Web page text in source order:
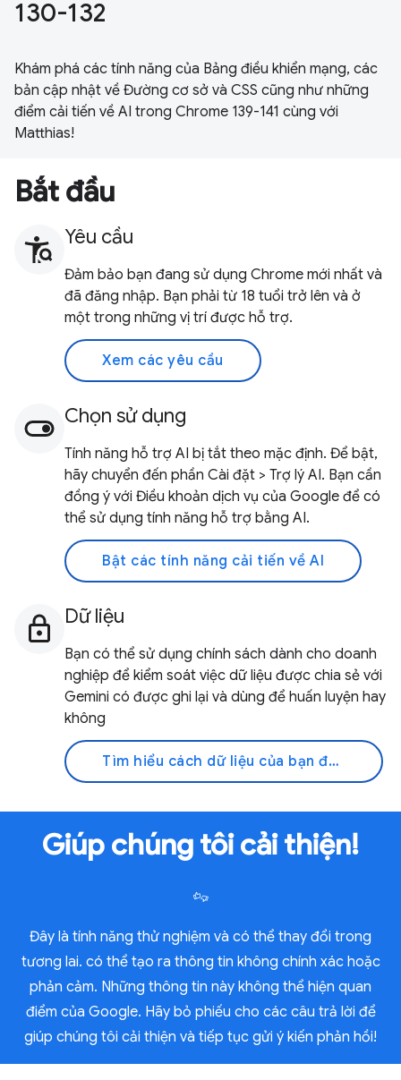
130-132
Khám phá các tính năng của Bảng điều khiển mạng, các
bản cập nhật về Đường cơ sở và CSS cũng như những
điểm cải tiến về AI trong Chrome 139-141 cùng với
Matthias!
Bắt đầu
Yêu cầu
Đảm bảo bạn đang sử dụng Chrome mới nhất và
đã đăng nhập. Bạn phải từ 18 tuổi trở lên và ở
một trong những vị trí được hỗ trợ.
Xem các yêu cầu
Chọn sử dụng
Tính năng hỗ trợ AI bị tắt theo mặc định. Để bật,
hãy chuyển đến phần Cài đặt > Trợ lý AI. Bạn cần
đồng ý với Điều khoản dịch vụ của Google để có
thể sử dụng tính năng hỗ trợ bằng AI.
Bật các tính năng cải tiến về AI
Dữ liệu
Bạn có thể sử dụng chính sách dành cho doanh
nghiệp để kiểm soát việc dữ liệu được chia sẻ với
Gemini có được ghi lại và dùng để huấn luyện hay
không
Tìm hiểu cách dữ liệu của bạn được sử dụng
Giúp chúng tôi cải thiện!
Đây là tính năng thử nghiệm và có thể thay đổi trong
tương lai. có thể tạo ra thông tin không chính xác hoặc
phản cảm. Những thông tin này không thể hiện quan
điểm của Google. Hãy bỏ phiếu cho các câu trả lời để
giúp chúng tôi cải thiện và tiếp tục gửi ý kiến phản hồi!